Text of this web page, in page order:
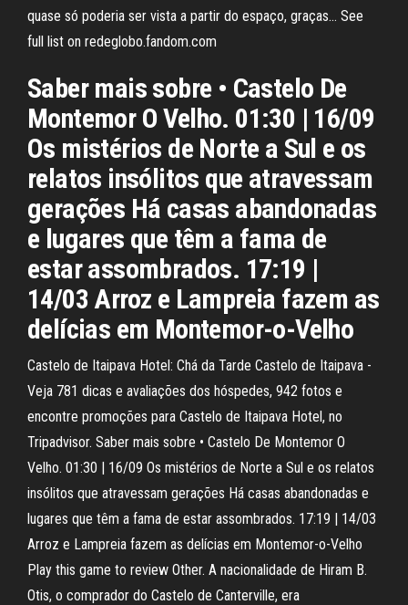
quase só poderia ser vista a partir do espaço, graças… See
full list on redeglobo.fandom.com
Saber mais sobre • Castelo De
Montemor O Velho. 01:30 | 16/09
Os mistérios de Norte a Sul e os
relatos insólitos que atravessam
gerações Há casas abandonadas
e lugares que têm a fama de
estar assombrados. 17:19 |
14/03 Arroz e Lampreia fazem as
delícias em Montemor-o-Velho
Castelo de Itaipava Hotel: Chá da Tarde Castelo de Itaipava -
Veja 781 dicas e avaliações dos hóspedes, 942 fotos e
encontre promoções para Castelo de Itaipava Hotel, no
Tripadvisor. Saber mais sobre • Castelo De Montemor O
Velho. 01:30 | 16/09 Os mistérios de Norte a Sul e os relatos
insólitos que atravessam gerações Há casas abandonadas e
lugares que têm a fama de estar assombrados. 17:19 | 14/03
Arroz e Lampreia fazem as delícias em Montemor-o-Velho
Play this game to review Other. A nacionalidade de Hiram B.
Otis, o comprador do Castelo de Canterville, era